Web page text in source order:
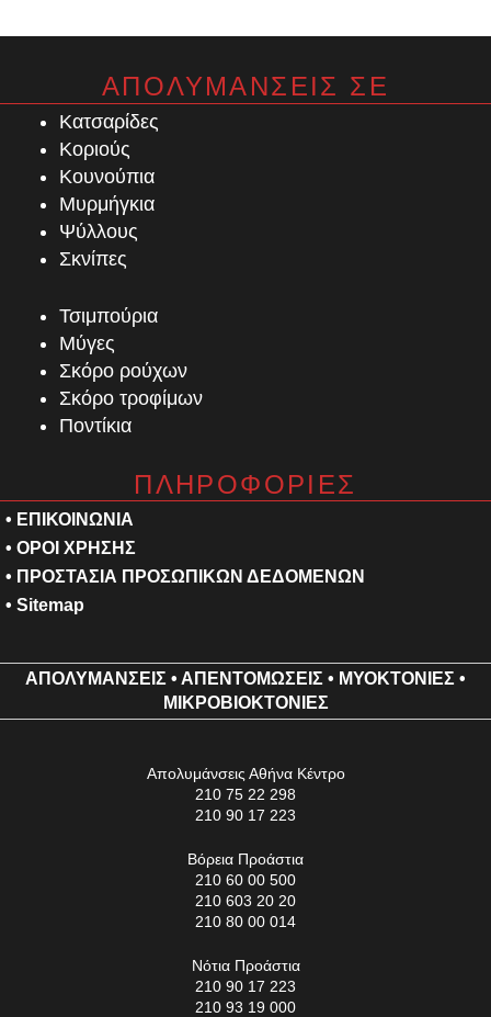
ΑΠΟΛΥΜΑΝΣΕΙΣ ΣΕ
Κατσαρίδες
Κοριούς
Κουνούπια
Μυρμήγκια
Ψύλλους
Σκνίπες
Τσιμπούρια
Μύγες
Σκόρο ρούχων
Σκόρο τροφίμων
Ποντίκια
ΠΛΗΡΟΦΟΡΙΕΣ
• ΕΠΙΚΟΙΝΩΝΙΑ
• ΟΡΟΙ ΧΡΗΣΗΣ
• ΠΡΟΣΤΑΣΙΑ ΠΡΟΣΩΠΙΚΩΝ ΔΕΔΟΜΕΝΩΝ
• Sitemap
ΑΠΟΛΥΜΑΝΣΕΙΣ • ΑΠΕΝΤΟΜΩΣΕΙΣ • ΜΥΟΚΤΟΝΙΕΣ •
ΜΙΚΡΟΒΙΟΚΤΟΝΙΕΣ
Απολυμάνσεις Αθήνα Κέντρο
210 75 22 298
210 90 17 223
Βόρεια Προάστια
210 60 00 500
210 603 20 20
210 80 00 014
Νότια Προάστια
210 90 17 223
210 93 19 000